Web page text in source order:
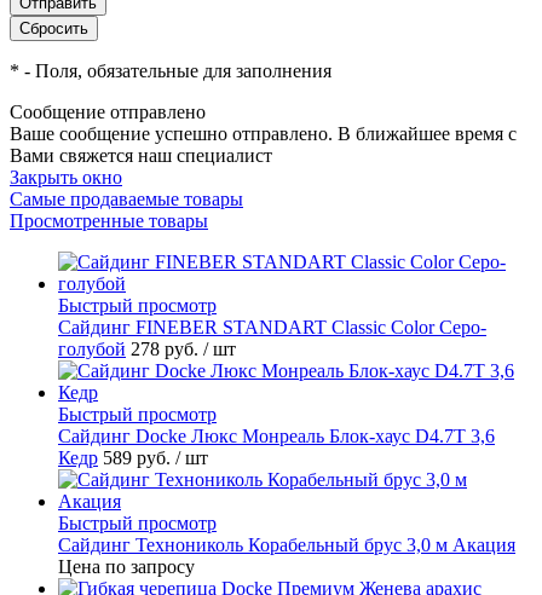
* - Поля, обязательные для заполнения
Сообщение отправлено
Ваше сообщение успешно отправлено. В ближайшее время с
Вами свяжется наш специалист
Закрыть окно
Самые продаваемые товары
Просмотренные товары
Быстрый просмотр
Cайдинг FINEBER STANDART Classic Color Серо-
голубой 278 руб. / шт
Быстрый просмотр
Сайдинг Docke Люкс Монреаль Блок-хаус D4.7T 3,6
Кедр 589 руб. / шт
Быстрый просмотр
Сайдинг Технониколь Корабельный брус 3,0 м Акация
Цена по запросу